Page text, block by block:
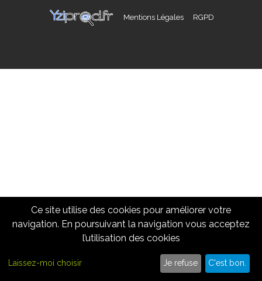
Mentions Légales RGPD
Cliquez ici pour nous appeler
09 86 10 62 15
Ce site utilise des cookies pour améliorer votre
navigation. En poursuivant la navigation vous acceptez
l’utilisation des cookies
Laissez-moi choisir Je refuse C'est bon.